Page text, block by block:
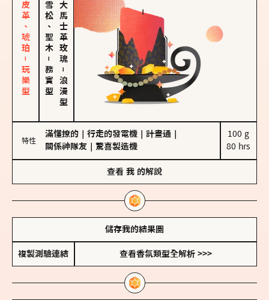
皮革、琥珀－玩樂型 雪松、聖木
－
務實型
大馬士革玫瑰
－
浪漫型
特性
滿懂撩的 行走的發電機 計畫通
關係神隊友
驚喜製造機
100 g
80 hrs
查看 我 的解說
儲存我的結果圖
複製測驗連結 查看香氛類型全解析 >>>